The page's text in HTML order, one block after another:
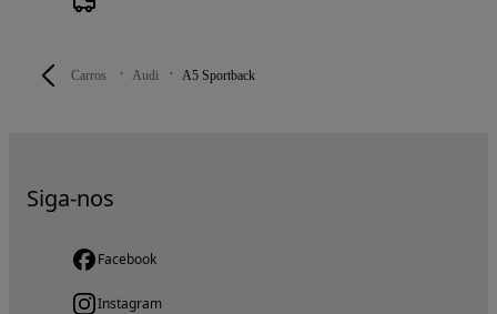
Carros Audi A5 Sportback
Siga-nos
Facebook
Instagram